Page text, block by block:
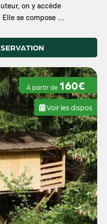
on y accède
se compose …
À partir de 160€
Voir les dispos